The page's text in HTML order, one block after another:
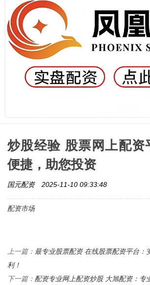
炒股经验 股票网上配资
便捷，助您投资
国元配资 2025-11-10 09:33:48
配资市场
上一篇： 最专业股票配资 在线股票配资平台：
利！
下一篇： 配资专业网上配资炒股 大旭配资：专